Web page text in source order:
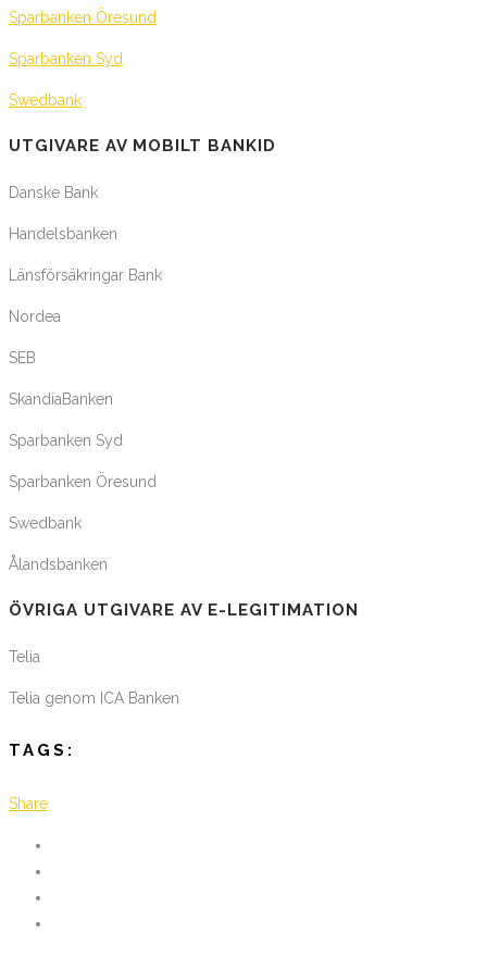
Sparbanken Öresund
Sparbanken Syd
Swedbank
UTGIVARE AV MOBILT BANKID
Danske Bank
Handelsbanken
Länsförsäkringar Bank
Nordea
SEB
SkandiaBanken
Sparbanken Syd
Sparbanken Öresund
Swedbank
Ålandsbanken
ÖVRIGA UTGIVARE AV E-LEGITIMATION
Telia
Telia genom ICA Banken
TAGS:
Share